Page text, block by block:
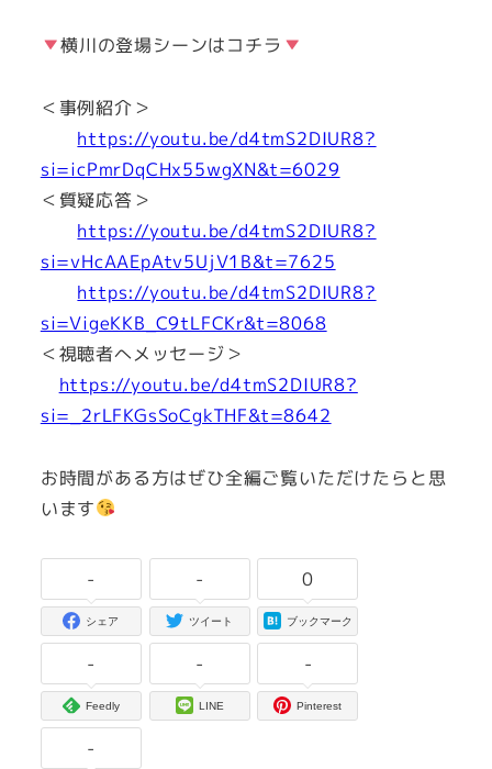
横川の登場シーンはコチラ
＜事例紹介＞
https://youtu.be/d4tmS2DIUR8?
si=icPmrDqCHx55wgXN&t=6029
＜質疑応答＞
https://youtu.be/d4tmS2DIUR8?
si=vHcAAEpAtv5UjV1B&t=7625
https://youtu.be/d4tmS2DIUR8?
si=VigeKKB_C9tLFCKr&t=8068
＜視聴者へメッセージ＞
https://youtu.be/d4tmS2DIUR8?
si=_2rLFKGsSoCgkTHF&t=8642
お時間がある方はぜひ全編ご覧いただけたらと思
います
-
シェア
-
ツイート
0
ブックマーク
-
Feedly
-
LINE
-
Pinterest
-